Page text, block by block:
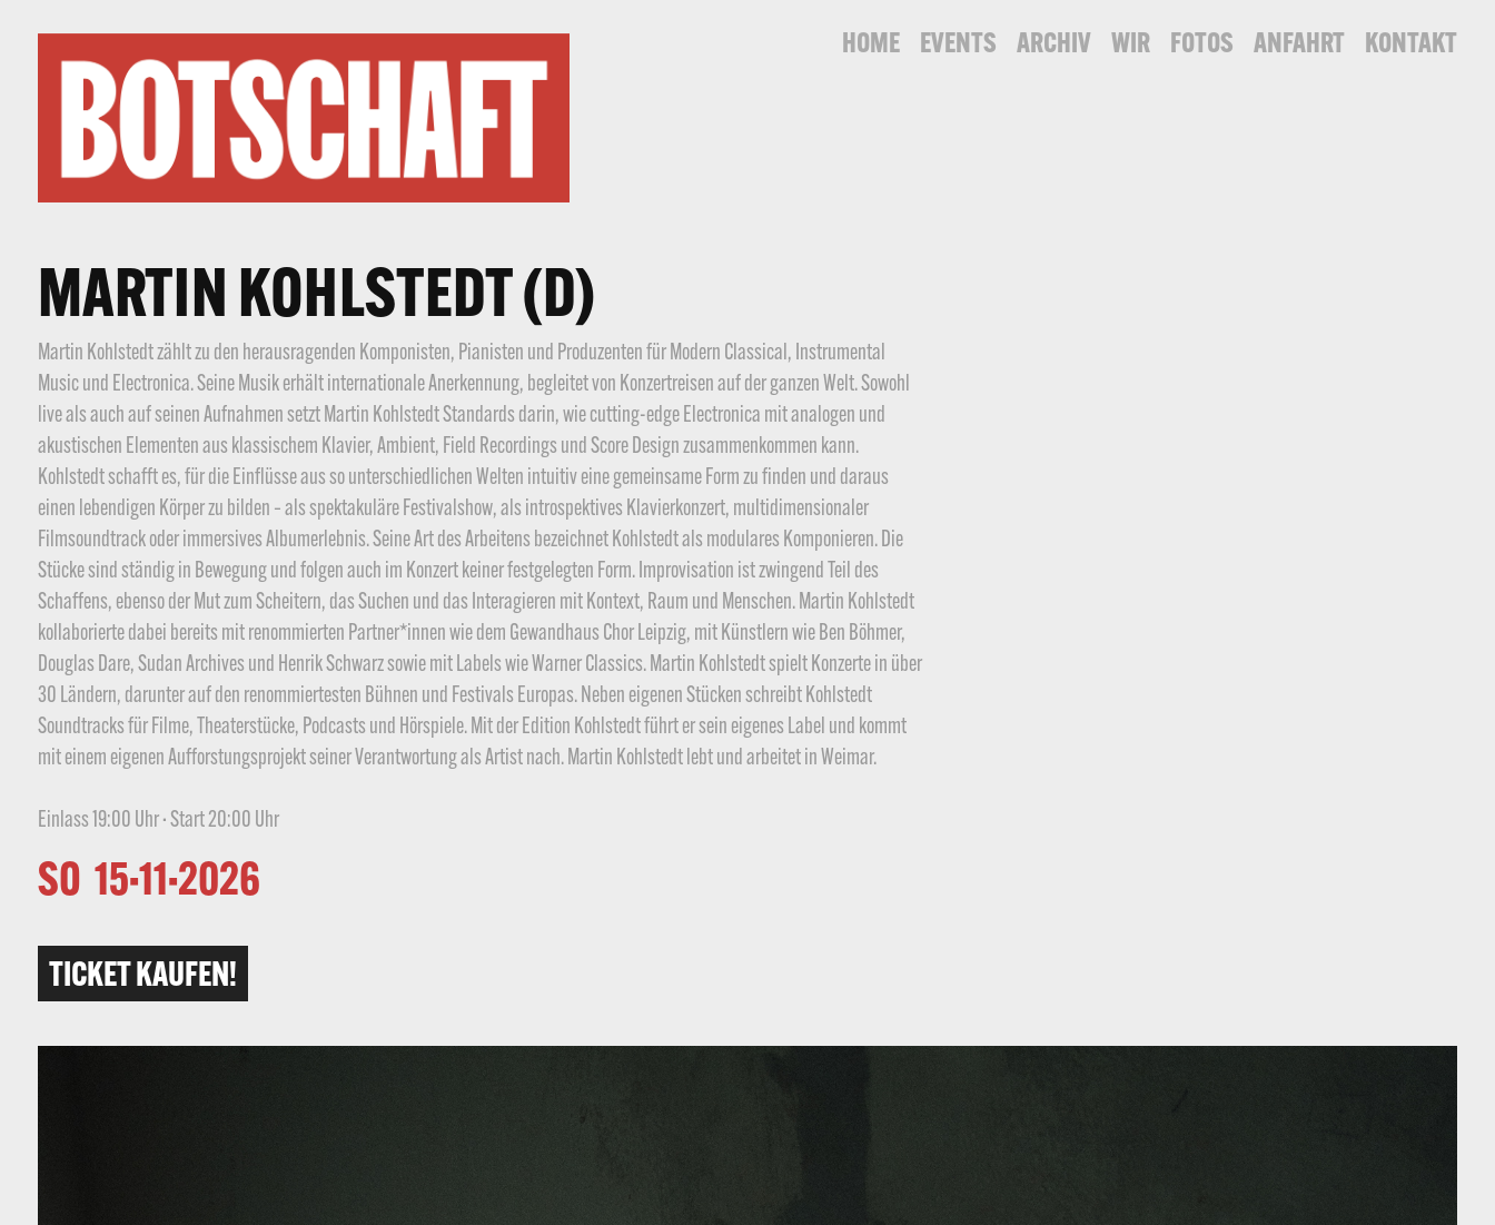
HOME EVENTS ARCHIV WIR FOTOS ANFAHRT KONTAKT
MARTIN KOHLSTEDT (D)
Martin Kohlstedt zählt zu den herausragenden Komponisten, Pianisten und Produzenten für Modern Classical, Instrumental
Music und Electronica. Seine Musik erhält internationale Anerkennung, begleitet von Konzertreisen auf der ganzen Welt. Sowohl
live als auch auf seinen Aufnahmen setzt Martin Kohlstedt Standards darin, wie cutting-edge Electronica mit analogen und
akustischen Elementen aus klassischem Klavier, Ambient, Field Recordings und Score Design zusammenkommen kann.
Kohlstedt schafft es, für die Einflüsse aus so unterschiedlichen Welten intuitiv eine gemeinsame Form zu finden und daraus
einen lebendigen Körper zu bilden – als spektakuläre Festivalshow, als introspektives Klavierkonzert, multidimensionaler
Filmsoundtrack oder immersives Albumerlebnis. Seine Art des Arbeitens bezeichnet Kohlstedt als modulares Komponieren. Die
Stücke sind ständig in Bewegung und folgen auch im Konzert keiner festgelegten Form. Improvisation ist zwingend Teil des
Schaffens, ebenso der Mut zum Scheitern, das Suchen und das Interagieren mit Kontext, Raum und Menschen. Martin Kohlstedt
kollaborierte dabei bereits mit renommierten Partner*innen wie dem Gewandhaus Chor Leipzig, mit Künstlern wie Ben Böhmer,
Douglas Dare, Sudan Archives und Henrik Schwarz sowie mit Labels wie Warner Classics. Martin Kohlstedt spielt Konzerte in über
30 Ländern, darunter auf den renommiertesten Bühnen und Festivals Europas. Neben eigenen Stücken schreibt Kohlstedt
Soundtracks für Filme, Theaterstücke, Podcasts und Hörspiele. Mit der Edition Kohlstedt führt er sein eigenes Label und kommt
mit einem eigenen Aufforstungsprojekt seiner Verantwortung als Artist nach. Martin Kohlstedt lebt und arbeitet in Weimar.
Einlass 19:00 Uhr · Start 20:00 Uhr
SO  15·11·2026
TICKET KAUFEN!